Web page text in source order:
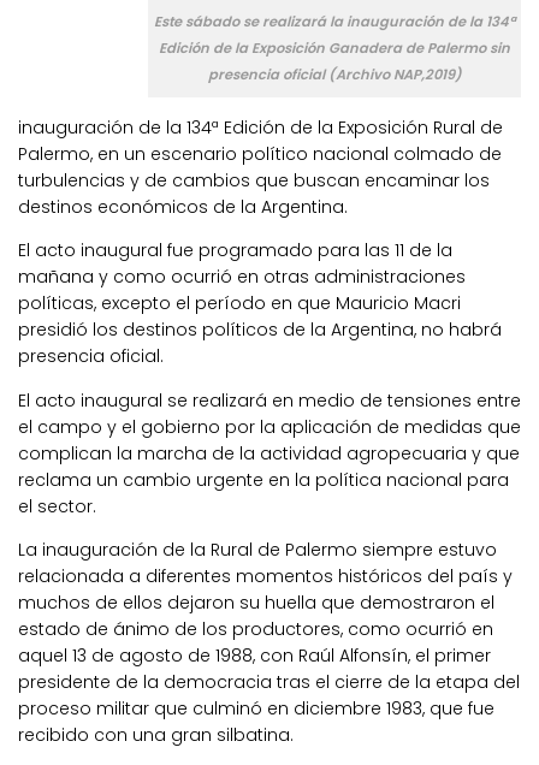
Este sábado se realizará la inauguración de la 134ª
Edición de la Exposición Ganadera de Palermo sin
presencia oficial (Archivo NAP,2019)
inauguración de la 134ª Edición de la Exposición Rural de
Palermo, en un escenario político nacional colmado de
turbulencias y de cambios que buscan encaminar los
destinos económicos de la Argentina.
El acto inaugural fue programado para las 11 de la
mañana y como ocurrió en otras administraciones
políticas, excepto el período en que Mauricio Macri
presidió los destinos políticos de la Argentina, no habrá
presencia oficial.
El acto inaugural se realizará en medio de tensiones entre
el campo y el gobierno por la aplicación de medidas que
complican la marcha de la actividad agropecuaria y que
reclama un cambio urgente en la política nacional para
el sector.
La inauguración de la Rural de Palermo siempre estuvo
relacionada a diferentes momentos históricos del país y
muchos de ellos dejaron su huella que demostraron el
estado de ánimo de los productores, como ocurrió en
aquel 13 de agosto de 1988, con Raúl Alfonsín, el primer
presidente de la democracia tras el cierre de la etapa del
proceso militar que culminó en diciembre 1983, que fue
recibido con una gran silbatina.